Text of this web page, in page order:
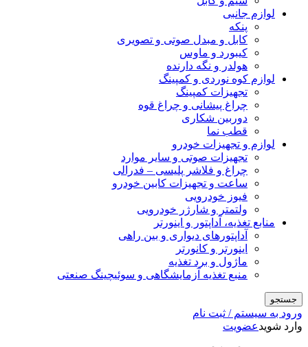
لوازم جانبی
پنکه
کابل و مبدل صوتی و تصویری
کیبورد و ماوس
هولدر و نگه دارنده
لوازم کوه نوردی و کمپینگ
تجهیزات کمپینگ
چراغ پیشانی و چراغ قوه
دوربین شکاری
قطب نما
لوازم و تجهیزات خودرو
تجهیزات صوتی و سایر موارد
چراغ و فلاشر پلیسی – فدرالی
ساعت و تجهیزات کابین خودرو
فیوز خودرویی
ولتمتر و شارژر خودرویی
منابع تغذیه، آداپتور و اینورتر
آداپتورهای دیواری و بین راهی
اینورتر و کانورتر
ماژول و برد تغذیه
منبع تغذیه آزمایشگاهی و سوئیچینگ صنعتی
جستجو
ورود به سیستم / ثبت نام
وارد شویدعضویت